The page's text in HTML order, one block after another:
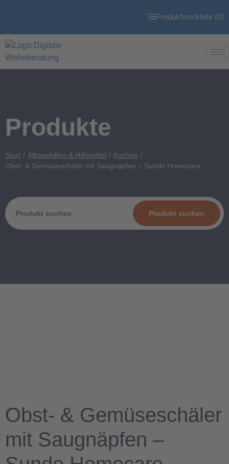
Produktmerkliste (0)
Produkte
Start Alltagshilfen & Hilfsmittel
Kochen
Obst- & Gemüseschäler mit Saugnäpfen – Sundo Homecare
Produkt suchen
Obst- & Gemüseschäler
mit Saugnäpfen –